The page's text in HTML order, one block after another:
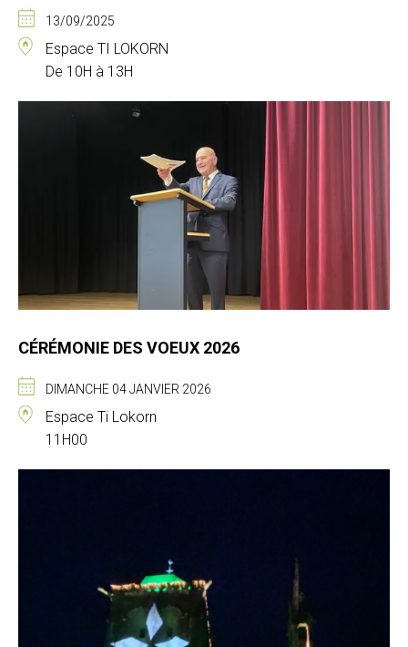
13/09/2025
Espace TI LOKORN
De 10H à 13H
CÉRÉMONIE DES VOEUX 2026
DIMANCHE 04 JANVIER 2026
Espace Ti Lokorn
11H00